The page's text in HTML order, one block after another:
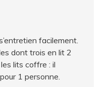
facilement.
dont trois en lit 2
lits coffre : il
1 personne.